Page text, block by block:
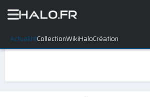
ActualitéCollectionWikiHaloCréation